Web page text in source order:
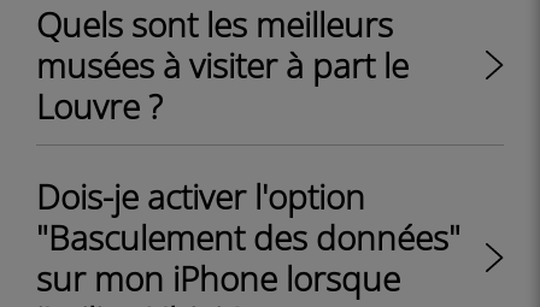
Quels sont les meilleurs
musées à visiter à part le
Louvre ?
Dois-je activer l'option
"Basculement des données"
sur mon iPhone lorsque